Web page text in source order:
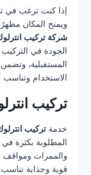
إذا كنت ترغب في
ويمنح المكان
شركة تركيب
الجودة في
المستقبلية،
الاستخدام
تركيب
خدمة تركيب
المطلوبة بكثرة في
والممرات ومواقف
قوية وجذابة تناسب